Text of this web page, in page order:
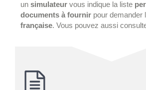
unsimulateur vous indique la liste
documents à fournir pour demander
française. Vous pouvez aussi